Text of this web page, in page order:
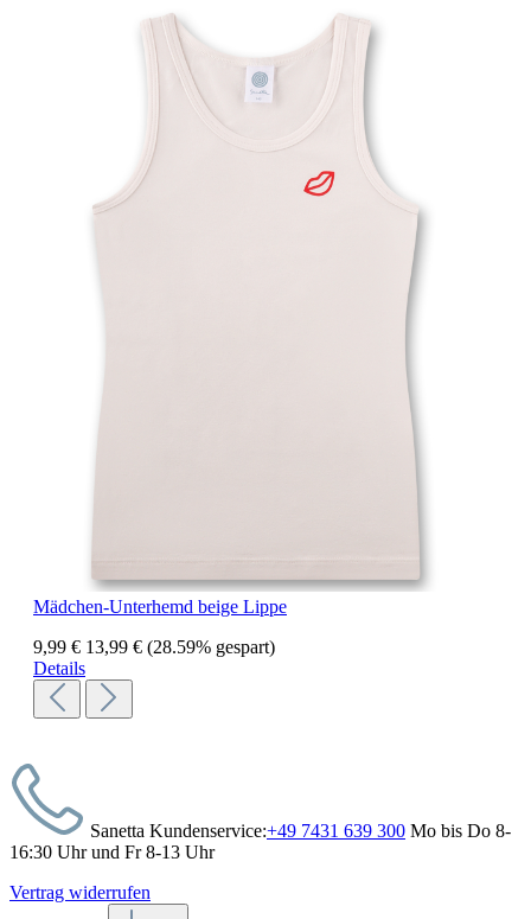
Mädchen-Unterhemd beige Lippe
9,99 € 13,99 € (28.59% gespart)
Details
Sanetta Kundenservice:+49 7431 639 300 Mo bis Do 8-
16:30 Uhr und Fr 8-13 Uhr
Vertrag widerrufen